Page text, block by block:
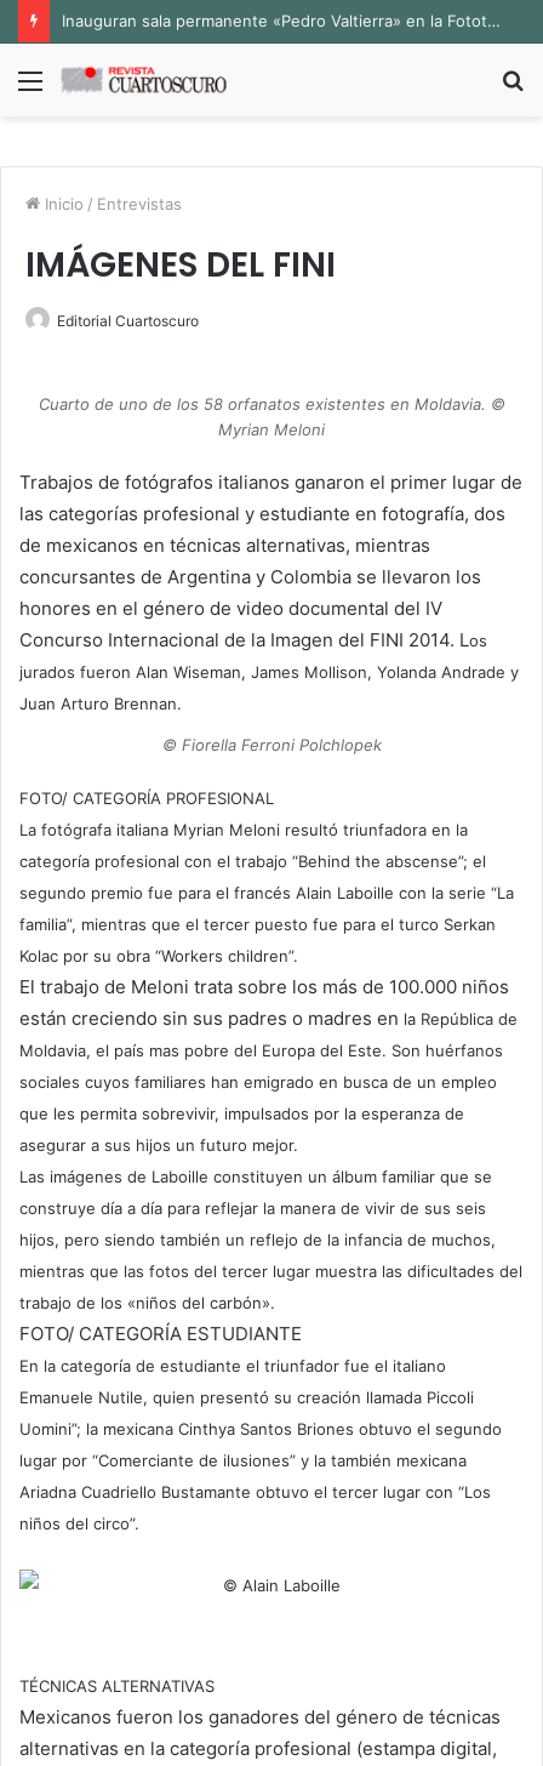
Inauguran sala permanente «Pedro Valtierra» en la Fototeca de Zacatecas
Menú
Inicio / Entrevistas
IMÁGENES DEL FINI
Editorial Cuartoscuro
Cuarto de uno de los 58 orfanatos existentes en Moldavia. ©
Myrian Meloni
Trabajos de fotógrafos italianos ganaron el primer lugar de
las categorías profesional y estudiante en fotografía, dos
de mexicanos en técnicas alternativas, mientras
concursantes de Argentina y Colombia se llevaron los
honores en el género de video documental del IV
Concurso Internacional de la Imagen del FINI 2014. Los
jurados fueron Alan Wiseman, James Mollison, Yolanda Andrade y
Juan Arturo Brennan.
© Fiorella Ferroni Polchlopek
FOTO/ CATEGORÍA PROFESIONAL
La fotógrafa italiana Myrian Meloni resultó triunfadora en la
categoría profesional con el trabajo “Behind the abscense”; el
segundo premio fue para el francés Alain Laboille con la serie “La
familia”, mientras que el tercer puesto fue para el turco Serkan
Kolac por su obra “Workers children”.
El trabajo de Meloni trata sobre los más de 100.000 niños
están creciendo sin sus padres o madres en la República de
Moldavia, el país mas pobre del Europa del Este. Son huérfanos
sociales cuyos familiares han emigrado en busca de un empleo
que les permita sobrevivir, impulsados por la esperanza de
asegurar a sus hijos un futuro mejor.
Las imágenes de Laboille constituyen un álbum familiar que se
construye día a día para reflejar la manera de vivir de sus seis
hijos, pero siendo también un reflejo de la infancia de muchos,
mientras que las fotos del tercer lugar muestra las dificultades del
trabajo de los «niños del carbón».
FOTO/ CATEGORÍA ESTUDIANTE
En la categoría de estudiante el triunfador fue el italiano
Emanuele Nutile, quien presentó su creación llamada Piccoli
Uomini”; la mexicana Cinthya Santos Briones obtuvo el segundo
lugar por “Comerciante de ilusiones” y la también mexicana
Ariadna Cuadriello Bustamante obtuvo el tercer lugar con “Los
niños del circo”.
TÉCNICAS ALTERNATIVAS
Mexicanos fueron los ganadores del género de técnicas
alternativas en la categoría profesional (estampa digital,